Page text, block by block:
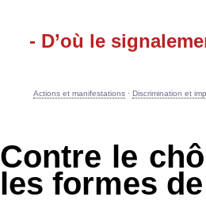
- D’où le
Actions et manifestations · Discrimination et
Contre le
les formes